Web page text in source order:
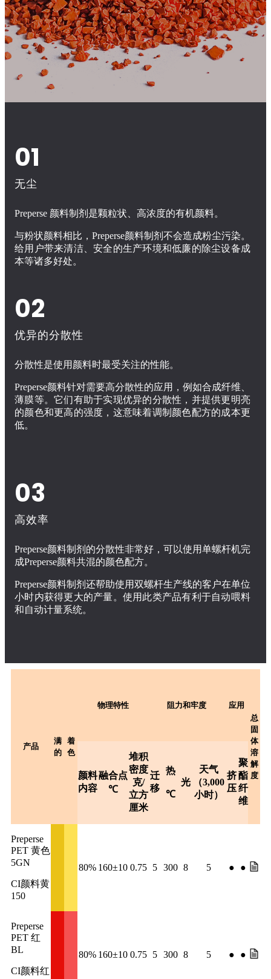
01
无尘
Preperse 颜料制剂是颗粒状、高浓度的有机颜料。
与粉状颜料相比，Preperse颜料制剂不会造成粉尘污染。
给用户带来清洁、安全的生产环境和低廉的除尘设备成
本等诸多好处。
02
优异的分散性
分散性是使用颜料时最受关注的性能。
Preperse颜料针对需要高分散性的应用，例如合成纤维、
薄膜等。它们有助于实现优异的分散性，并提供更明亮
的颜色和更高的强度，这意味着调制颜色配方的成本更
低。
03
高效率
Preperse颜料制剂的分散性非常好，可以使用单螺杆机完
成Preperse颜料共混的颜色配方。
Preperse颜料制剂还帮助使用双螺杆生产线的客户在单位
小时内获得更大的产量。使用此类产品有利于自动喂料
和自动计量系统。
产品
满
的
着
色
物理特性 阻力和牢度
应用
总
固
体
溶
解
度
颜料
内容
融合点
℃
堆积
密度
克/
立方
厘米
迁
移
热
℃
光
天气
（3,000
小时）
挤
压
聚
酯
纤
维
Preperse
PET 黄色
5GN
CI颜料黄
150
80% 160±10 0.75 5 300 8 5 ● ●
Preperse
PET 红
BL
CI颜料红
80% 160±10 0.75 5 300 8 5 ● ●